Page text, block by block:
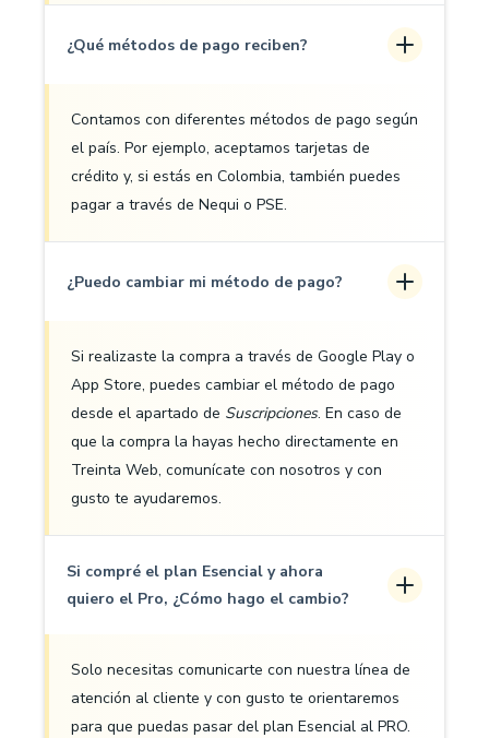
¿Qué métodos de pago reciben?
Contamos con diferentes métodos de pago según
el país. Por ejemplo, aceptamos tarjetas de
crédito y, si estás en Colombia, también puedes
pagar a través de Nequi o PSE.
¿Puedo cambiar mi método de pago?
Si realizaste la compra a través de Google Play o
App Store, puedes cambiar el método de pago
desde el apartado de Suscripciones. En caso de
que la compra la hayas hecho directamente en
Treinta Web, comunícate con nosotros y con
gusto te ayudaremos.
Si compré el plan Esencial y ahora
quiero el Pro, ¿Cómo hago el cambio?
Solo necesitas comunicarte con nuestra línea de
atención al cliente y con gusto te orientaremos
para que puedas pasar del plan Esencial al PRO.